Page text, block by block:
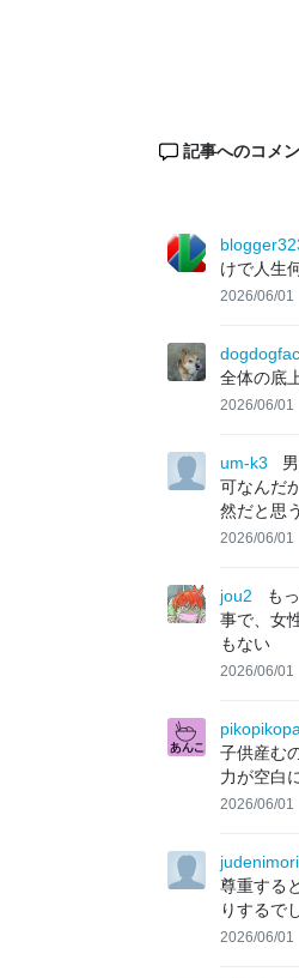
記事へのコメ
けで人生
2026/06/01
全体の底
2026/06/01
um-k3
可なんだ
然だと思
2026/06/01
jou2
も
事で、女
もない
2026/06/01
子供産む
力が空白
2026/06/01
judenimori
尊重する
りするで
2026/06/01